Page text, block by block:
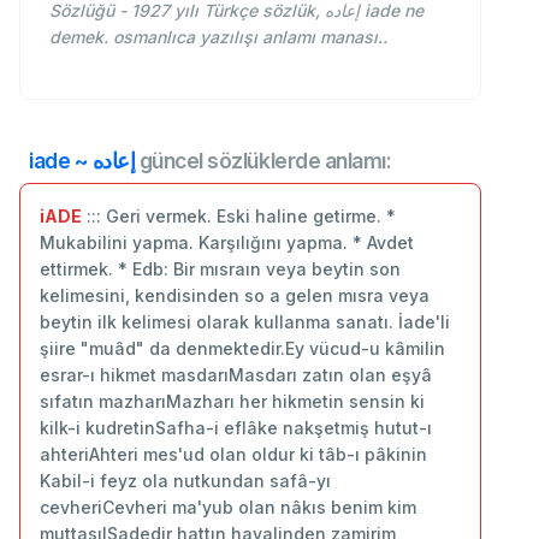
Sözlüğü - 1927 yılı Türkçe sözlük, إعاده iade ne
demek. osmanlıca yazılışı anlamı manası..
iade ~ إعاده güncel sözlüklerde anlamı:
iADE ::: Geri vermek. Eski haline getirme. *
Mukabilini yapma. Karşılığını yapma. * Avdet
ettirmek. * Edb: Bir mısraın veya beytin son
kelimesini, kendisinden so a gelen mısra veya
beytin ilk kelimesi olarak kullanma sanatı. İade'li
şiire "muâd" da denmektedir.Ey vücud-u kâmilin
esrar-ı hikmet masdarıMasdarı zatın olan eşyâ
sıfatın mazharıMazharı her hikmetin sensin ki
kilk-i kudretinSafha-i eflâke nakşetmiş hutut-ı
ahteriAhteri mes'ud olan oldur ki tâb-ı pâkinin
Kabil-i feyz ola nutkundan safâ-yı
cevheriCevheri ma'yub olan nâkıs benim kim
muttasılSadedir hattın hayalinden zamirim